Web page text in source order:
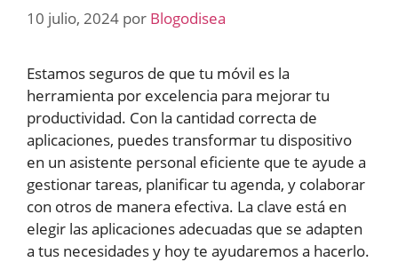
10 julio, 2024 por Blogodisea
Estamos seguros de que tu móvil es la
herramienta por excelencia para mejorar tu
productividad. Con la cantidad correcta de
aplicaciones, puedes transformar tu dispositivo
en un asistente personal eficiente que te ayude a
gestionar tareas, planificar tu agenda, y colaborar
con otros de manera efectiva. La clave está en
elegir las aplicaciones adecuadas que se adapten
a tus necesidades y hoy te ayudaremos a hacerlo.